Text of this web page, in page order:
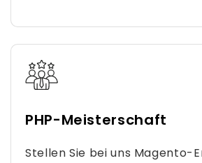
PHP-Meisterschaft
Stellen Sie bei uns Magento-